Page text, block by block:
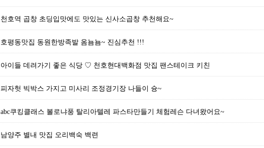
천호역 곱창 초딩입맛에도 맛있는 신사소곱창 추천해요~
호평동맛집 동원한방족발 옴뇸뇸~ 진심추천 !!!
아이들 데려가기 좋은 식당 ♡ 천호현대백화점 맛집 팬스테이크 키친
피자헛 빅박스 가지고 미사리 조정경기장 나들이 슝~
abc쿠킹클래스 볼로냐풍 탈리아텔레 파스타만들기 체험레슨 다녀왔어요~
남양주 별내 맛집 오리백숙 백련